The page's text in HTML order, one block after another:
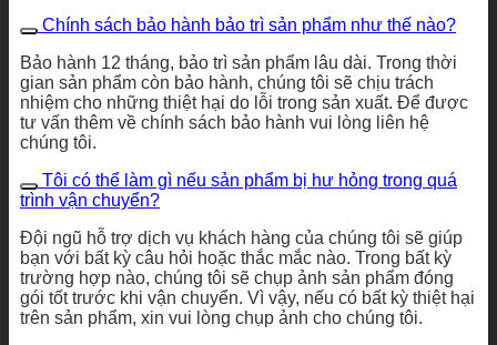
Chính sách bảo hành bảo trì sản phẩm như thế nào?
Bảo hành 12 tháng, bảo trì sản phẩm lâu dài. Trong thời
gian sản phẩm còn bảo hành, chúng tôi sẽ chịu trách
nhiệm cho những thiệt hại do lỗi trong sản xuất. Để được
tư vấn thêm về chính sách bảo hành vui lòng liên hệ
chúng tôi.
Tôi có thể làm gì nếu sản phẩm bị hư hỏng trong quá
trình vận chuyển?
Đội ngũ hỗ trợ dịch vụ khách hàng của chúng tôi sẽ giúp
bạn với bất kỳ câu hỏi hoặc thắc mắc nào. Trong bất kỳ
trường hợp nào, chúng tôi sẽ chụp ảnh sản phẩm đóng
gói tốt trước khi vận chuyển. Vì vậy, nếu có bất kỳ thiệt hại
trên sản phẩm, xin vui lòng chụp ảnh cho chúng tôi.